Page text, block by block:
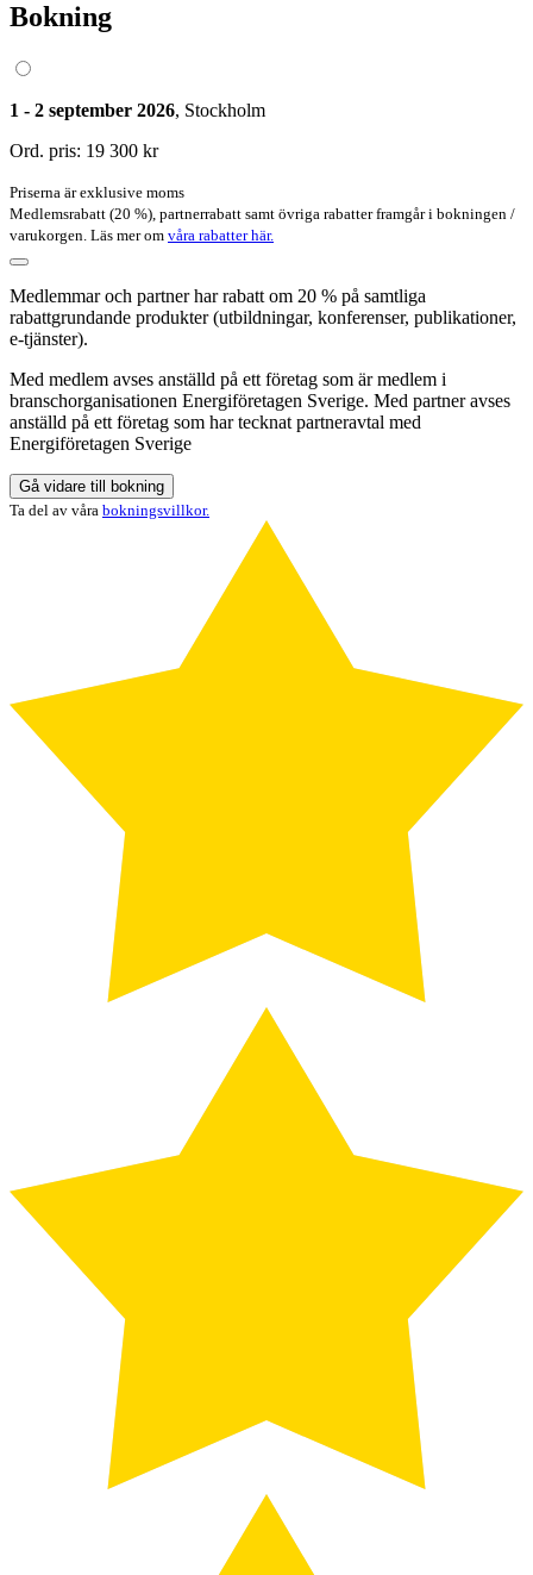
Bokning
1 - 2 september 2026, Stockholm
Ord. pris: 19 300 kr
Priserna är exklusive moms
Medlemsrabatt (20 %), partnerrabatt samt övriga rabatter framgår i bokningen /
varukorgen. Läs mer om våra rabatter här.
Medlemmar och partner har rabatt om 20 % på samtliga
rabattgrundande produkter (utbildningar, konferenser, publikationer,
e-tjänster).
Med medlem avses anställd på ett företag som är medlem i
branschorganisationen Energiföretagen Sverige. Med partner avses
anställd på ett företag som har tecknat partneravtal med
Energiföretagen Sverige
Gå vidare till bokning
Ta del av våra bokningsvillkor.